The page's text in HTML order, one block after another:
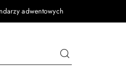
adwentowych